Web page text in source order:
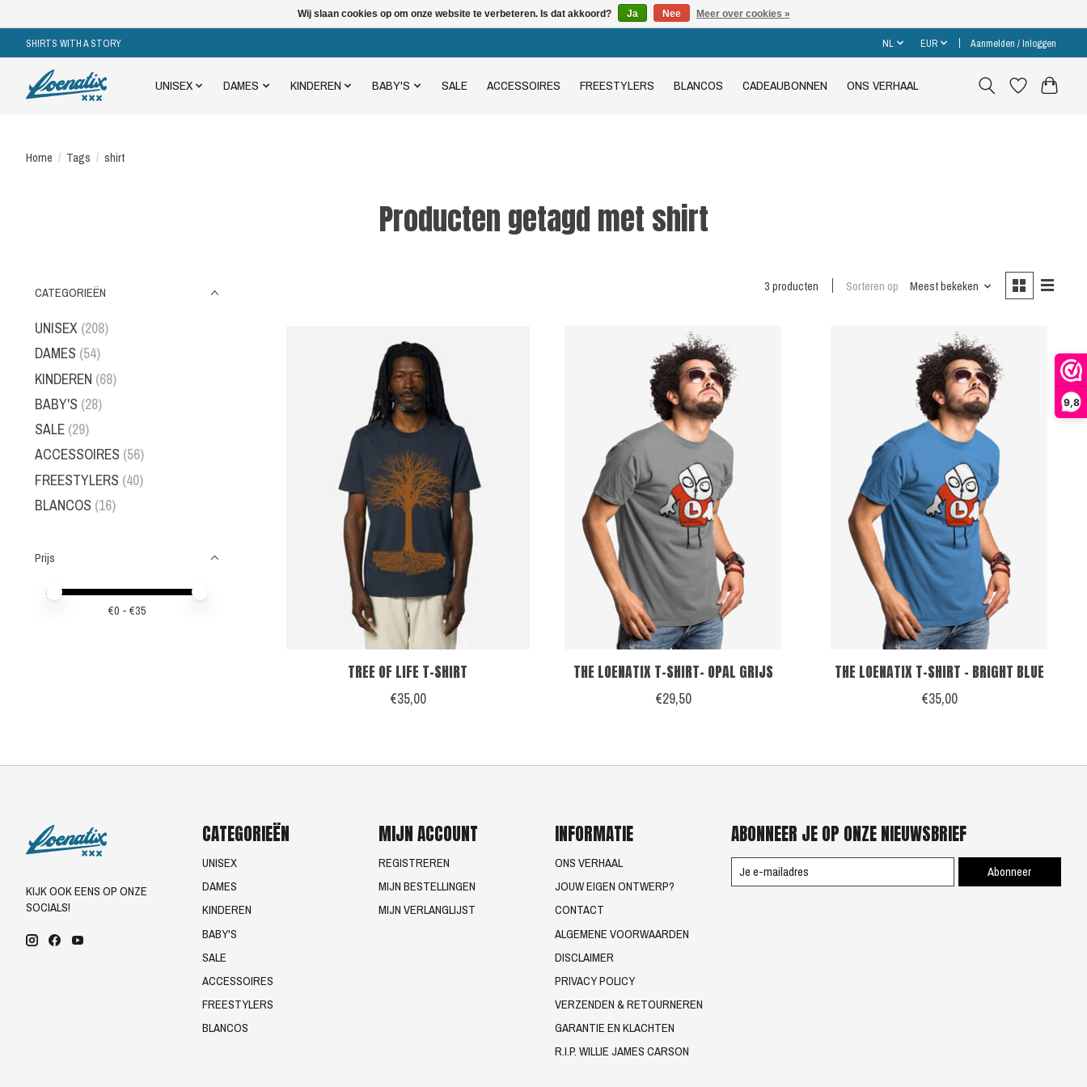
9,8
SHIRTS WITH A STORY NL EUR Aanmelden / Inloggen
UNISEX DAMES KINDEREN BABY'S SALE ACCESSOIRES FREESTYLERS BLANCOS CADEAUBONNEN ONS VERHAAL
Home / Tags / shirt
Producten getagd met shirt
CATEGORIEËN
UNISEX (208)
DAMES (54)
KINDEREN (68)
BABY'S (28)
SALE (29)
ACCESSOIRES (56)
FREESTYLERS (40)
BLANCOS (16)
Prijs
Minimale prijswaarde
Price maximum value
€0 - €35
3 producten Sorteren op Meest bekeken
TREE OF LIFE T-SHIRT
€35,00
THE LOENATIX T-SHIRT- OPAL GRIJS
€29,50
THE LOENATIX T-SHIRT - BRIGHT BLUE
€35,00
KIJK OOK EENS OP ONZE
SOCIALS!
CATEGORIEËN
UNISEX
DAMES
KINDEREN
BABY'S
SALE
ACCESSOIRES
FREESTYLERS
BLANCOS
MIJN ACCOUNT
REGISTREREN
MIJN BESTELLINGEN
MIJN VERLANGLIJST
INFORMATIE
ONS VERHAAL
JOUW EIGEN ONTWERP?
CONTACT
ALGEMENE VOORWAARDEN
DISCLAIMER
PRIVACY POLICY
VERZENDEN & RETOURNEREN
GARANTIE EN KLACHTEN
R.I.P. WILLIE JAMES CARSON
ABONNEER JE OP ONZE NIEUWSBRIEF
Abonneer
Wij slaan cookies op om onze website te verbeteren. Is dat akkoord? Ja Nee Meer over cookies »